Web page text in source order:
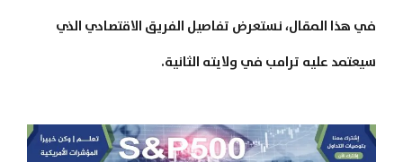
في هذا المقال، نستعرض تفاصيل الفريق الاقتصادي الذي
سيعتمد عليه ترامب في ولايته الثانية.